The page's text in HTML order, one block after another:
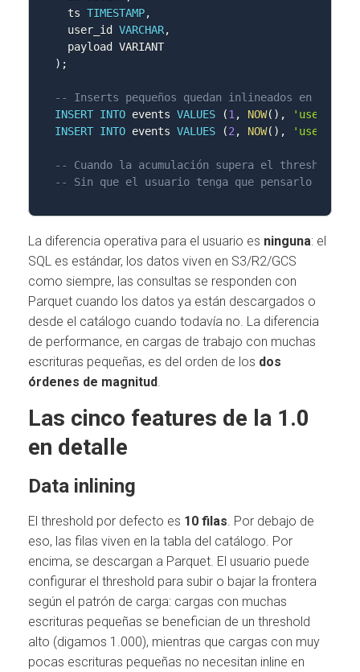
  ts
TIMESTAMP,
  user_id
VARCHAR,
  payload VARIANT
) ;
-- Inserts pequeños quedan inlineados en el
INSERT INTO events VALUES (1, NOW( ) , 'user-42'
INSERT INTO events VALUES (2, NOW( ) , 'user-17'
-- Cuando la acumulación supera el threshold,
-- Sin que el usuario tenga que pensarlo
La diferencia operativa para el usuario es ninguna: el
SQL es estándar, los datos viven en S3/R2/GCS
como siempre, las consultas se responden con
Parquet cuando los datos ya están descargados o
desde el catálogo cuando todavía no. La diferencia
de performance, en cargas de trabajo con muchas
escrituras pequeñas, es del orden de los dos
órdenes de magnitud
Las cinco features de la 1.0
en detalle
Data inlining
El threshold por defecto es 10 filas . Por debajo de
eso, las filas viven en la tabla del catálogo. Por
encima, se descargan a Parquet. El usuario puede
configurar el threshold para subir o bajar la frontera
según el patrón de carga: cargas con muchas
escrituras pequeñas se benefician de un threshold
alto (digamos 1.000), mientras que cargas con muy
pocas escrituras pequeñas no necesitan inline en